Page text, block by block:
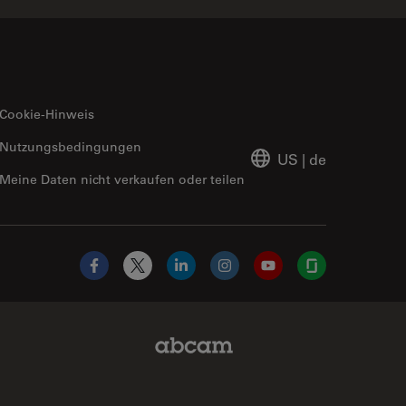
Cookie-Hinweis
Meine Daten nicht verkaufen oder teilen
Nutzungsbedingungen
US | de
Facebook
X LinkedInInstagramYouTubeGlassdoor